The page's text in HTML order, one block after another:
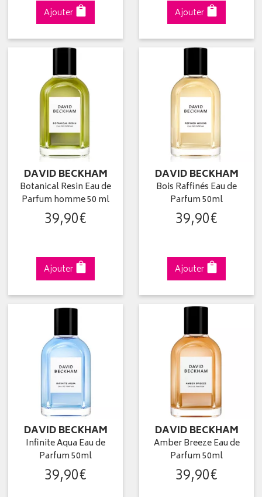
Ajouter Ajouter
DAVID BECKHAM
Botanical Resin Eau de
Parfum homme 50 ml
39,90€
Ajouter
DAVID BECKHAM
Bois Raffinés Eau de
Parfum 50ml
39,90€
Ajouter
DAVID BECKHAM
Infinite Aqua Eau de
Parfum 50ml
39,90€
DAVID BECKHAM
Amber Breeze Eau de
Parfum 50ml
39,90€